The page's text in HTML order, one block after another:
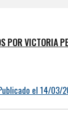
POR VICTORIA
el 14/03/